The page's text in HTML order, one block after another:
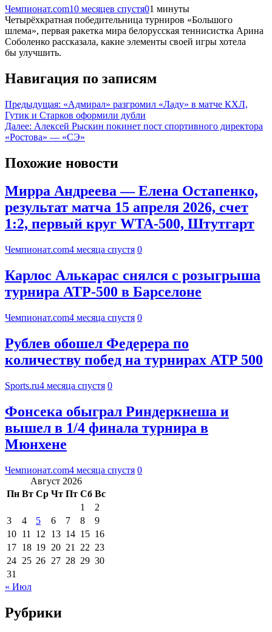
Чемпионат.com10 месяцев спустя01 минуты
Четырёхкратная победительница турниров «Большого
шлема», первая ракетка мира белорусская теннисистка Арина
Соболенко рассказала, какие элементы своей игры хотела
бы улучшить.
Навигация по записям
Предыдущая: «Адмирал» разгромил «Ладу» в матче КХЛ,
Гутик и Старков оформили дубли
Далее: Алексей Рыскин покинет пост спортивного директора
«Ростова» — «СЭ»
Похожие новости
Мирра Андреева — Елена Остапенко,
результат матча 15 апреля 2026, счет
1:2, первый круг WTA-500, Штутгарт
Чемпионат.com4 месяца спустя 0
Карлос Алькарас снялся с розыгрыша
турнира АТР-500 в Барселоне
Чемпионат.com4 месяца спустя 0
Рублев обошел Федерера по
количеству побед на турнирах ATP 500
Sports.ru4 месяца спустя 0
Фонсека обыграл Риндеркнеша и
вышел в 1/4 финала турнира в
Мюнхене
Чемпионат.com4 месяца спустя 0
Август 2026
Пн Вт Ср Чт Пт Сб Вс
1
2
3
4 5 6 7 8
9
10 11 12 13 14 15 16
17 18 19 20 21 22 23
24 25 26 27 28 29 30
31
« Июл
Рубрики